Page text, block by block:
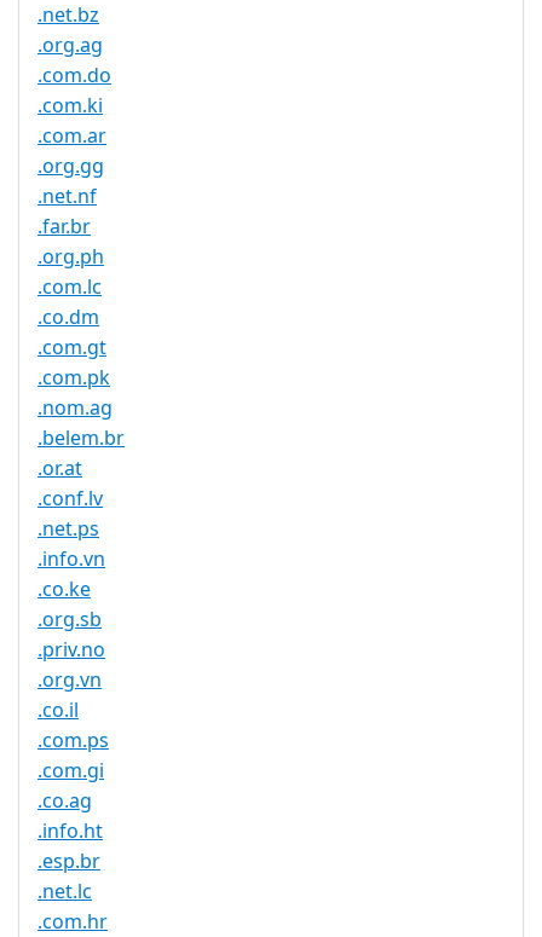
.net.bz
.org.ag
.com.do
.com.ki
.com.ar
.org.gg
.net.nf
.far.br
.org.ph
.com.lc
.co.dm
.com.gt
.com.pk
.nom.ag
.belem.br
.or.at
.conf.lv
.net.ps
.info.vn
.co.ke
.org.sb
.priv.no
.org.vn
.co.il
.com.ps
.com.gi
.co.ag
.info.ht
.esp.br
.net.lc
.com.hr